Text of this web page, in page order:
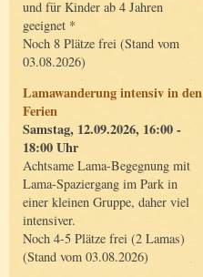
und für Kinder ab 4 Jahren
geeignet *
Noch 8 Plätze frei (Stand vom
03.08.2026)
Lamawanderung intensiv in den
Ferien
Samstag, 12.09.2026, 16:00 -
18:00 Uhr
Achtsame Lama-Begegnung mit
Lama-Spaziergang im Park in
einer kleinen Gruppe, daher viel
intensiver.
Noch 4-5 Plätze frei (2 Lamas)
(Stand vom 03.08.2026)